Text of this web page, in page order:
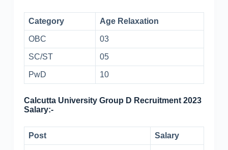
Category Age Relaxation
OBC 03
SC/ST 05
PwD 10
Calcutta University Group D Recruitment 2023
Salary:-
Post Salary